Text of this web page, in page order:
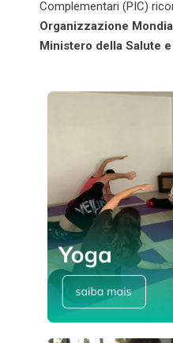
Complementari (PIC)
Organizzazione
Ministero della Salute e